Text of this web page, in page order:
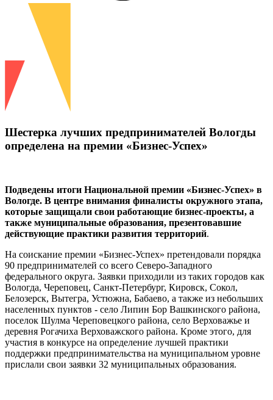
Шестерка лучших предпринимателей Вологды
определена на премии «Бизнес-Успех»
Подведены итоги Национальной премии «Бизнес-Успех» в
Вологде. В центре внимания финалисты окружного этапа,
которые защищали свои работающие бизнес-проекты, а
также муниципальные образования, презентовавшие
действующие практики развития территорий.
На соискание премии «Бизнес-Успех» претендовали порядка
90 предпринимателей со всего Северо-Западного
федерального округа. Заявки приходили из таких городов как
Вологда, Череповец, Санкт-Петербург, Кировск, Сокол,
Белозерск, Вытегра, Устюжна, Бабаево, а также из небольших
населенных пунктов - село Липин Бор Вашкинского района,
поселок Шулма Череповецкого района, село Верховажье и
деревня Рогачиха Верховажского района. Кроме этого, для
участия в конкурсе на определение лучшей практики
поддержки предпринимательства на муниципальном уровне
прислали свои заявки 32 муниципальных образования.